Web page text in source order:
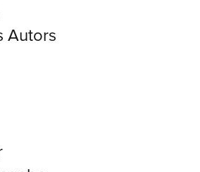
Autors